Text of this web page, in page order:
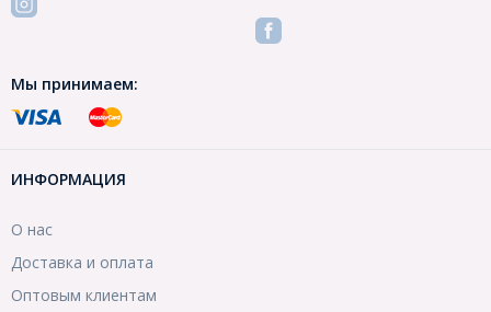
Мы принимаем:
ИНФОРМАЦИЯ
О нас
Доставка и оплата
Оптовым клиентам